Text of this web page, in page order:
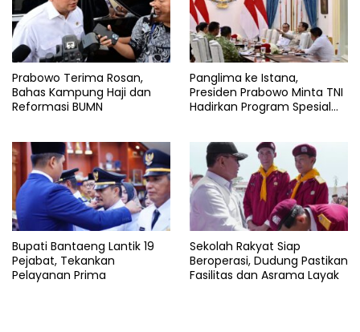
Prabowo Terima Rosan,
Bahas Kampung Haji dan
Reformasi BUMN
Panglima ke Istana,
Presiden Prabowo Minta TNI
Hadirkan Program Spesial
Bupati Bantaeng Lantik 19
Pejabat, Tekankan
Pelayanan Prima
Sekolah Rakyat Siap
Beroperasi, Dudung Pastikan
Fasilitas dan Asrama Layak